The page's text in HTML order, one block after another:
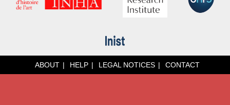
ABOUT HELP LEGAL NOTICES CONTACT